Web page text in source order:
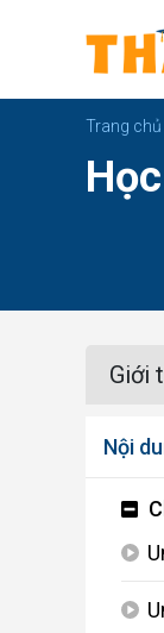
Trang chủ
Giới
Nội
play_arrow
play_arrow